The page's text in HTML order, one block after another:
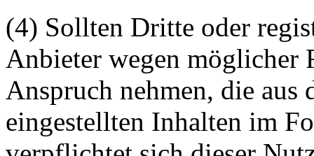
(4) Sollten Dritte oder
Anbieter wegen möglicher
Anspruch nehmen, die aus
eingestellten Inhalten im